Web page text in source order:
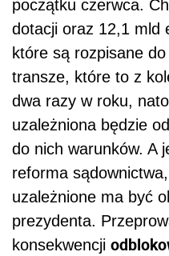
początku czerwca.
dotacji oraz 12,1 mld
które są rozpisane
transze, które to z
dwa razy w roku,
uzależniona będzie
do nich warunków. A
reforma
uzależnione ma być
prezydenta.
konsekwencji